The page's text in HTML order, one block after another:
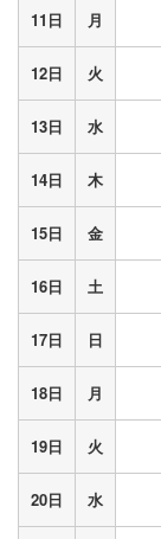
11日 月
12日 火
13日 水
14日 木
15日 金
16日 土
17日 日
18日 月
19日 火
20日 水